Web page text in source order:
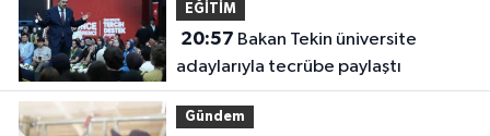
EĞİTİM
20:57
adaylarıyla tecrübe paylaştı
Gündem